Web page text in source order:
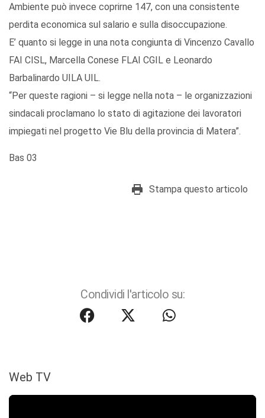
Ambiente può invece coprirne 147, con una consistente
perdita economica sul salario e sulla disoccupazione.
E’ quanto si legge in una nota congiunta di Vincenzo Cavallo
FAI CISL, Marcella Conese FLAI CGIL e Leonardo
Barbalinardo UILA UIL.
“Per queste ragioni – si legge nella nota – le organizzazioni
sindacali proclamano lo stato di agitazione dei lavoratori
impiegati nel progetto Vie Blu della provincia di Matera”.
Bas 03
Stampa questo articolo
Condividi l'articolo su:
Web TV